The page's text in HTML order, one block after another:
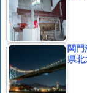
関門
県北